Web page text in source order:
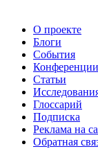
О проекте
Блоги
События
Конференции
Статьи
Глоссарий
Подписка
Реклама на
Обратная